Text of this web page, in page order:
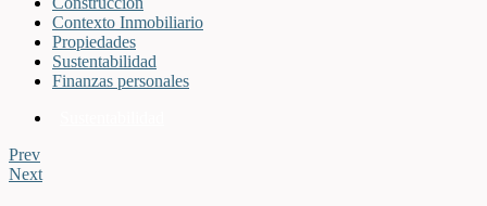
Contexto Inmobiliario
Propiedades
Sustentabilidad
Finanzas personales
Prev
Next